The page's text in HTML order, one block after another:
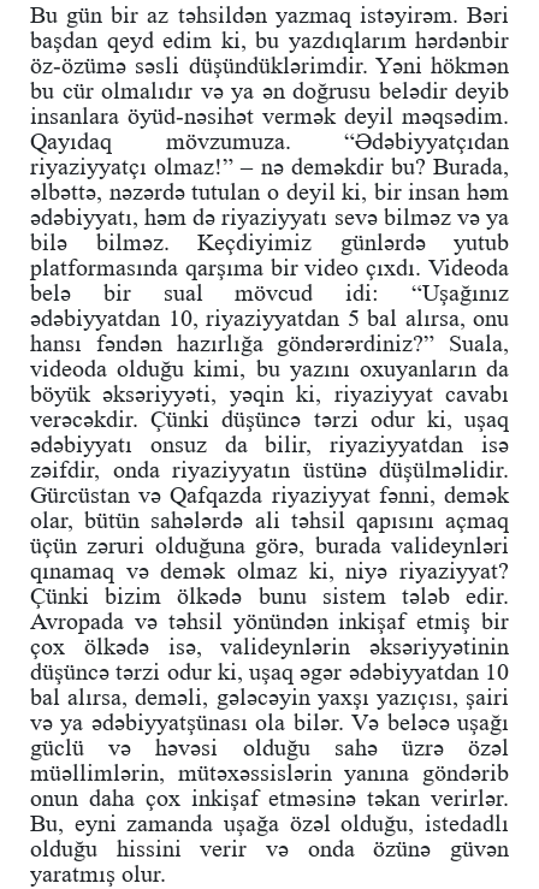
Bu gün bir az təhsildən yazmaq istəyirəm. Bəri
başdan qeyd edim ki, bu yazdıqlarım hərdənbir
öz-özümə səsli düşündüklərimdir. Yəni hökmən
bu cür olmalıdır və ya ən doğrusu belədir deyib
insanlara öyüd-nəsihət vermək deyil məqsədim.
Qayıdaq mövzumuza. “Ədəbiyyatçıdan
riyaziyyatçı olmaz!” – nə deməkdir bu? Burada,
əlbəttə, nəzərdə tutulan o deyil ki, bir insan həm
ədəbiyyatı, həm də riyaziyyatı sevə bilməz və ya
bilə bilməz. Keçdiyimiz günlərdə yutub
platformasında qarşıma bir video çıxdı. Videoda
belə bir sual mövcud idi: “Uşağınız
ədəbiyyatdan 10, riyaziyyatdan 5 bal alırsa, onu
hansı fəndən hazırlığa göndərərdiniz?” Suala,
videoda olduğu kimi, bu yazını oxuyanların da
böyük əksəriyyəti, yəqin ki, riyaziyyat cavabı
verəcəkdir. Çünki düşüncə tərzi odur ki, uşaq
ədəbiyyatı onsuz da bilir, riyaziyyatdan isə
zəifdir, onda riyaziyyatın üstünə düşülməlidir.
Gürcüstan və Qafqazda riyaziyyat fənni, demək
olar, bütün sahələrdə ali təhsil qapısını açmaq
üçün zəruri olduğuna görə, burada valideynləri
qınamaq və demək olmaz ki, niyə riyaziyyat?
Çünki bizim ölkədə bunu sistem tələb edir.
Avropada və təhsil yönündən inkişaf etmiş bir
çox ölkədə isə, valideynlərin əksəriyyətinin
düşüncə tərzi odur ki, uşaq əgər ədəbiyyatdan 10
bal alırsa, deməli, gələcəyin yaxşı yazıçısı, şairi
və ya ədəbiyyatşünası ola bilər. Və beləcə uşağı
güclü və həvəsi olduğu sahə üzrə özəl
müəllimlərin, mütəxəssislərin yanına göndərib
onun daha çox inkişaf etməsinə təkan verirlər.
Bu, eyni zamanda uşağa özəl olduğu, istedadlı
olduğu hissini verir və onda özünə güvən
yaratmış olur.